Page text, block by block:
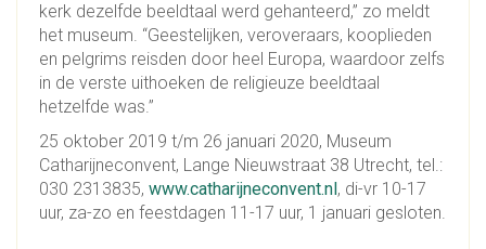
kerk dezelfde beeldtaal werd gehanteerd,” zo meldt
het museum. “Geestelijken, veroveraars, kooplieden
en pelgrims reisden door heel Europa, waardoor zelfs
in de verste uithoeken de religieuze beeldtaal
hetzelfde was.”
25 oktober 2019 t/m 26 januari 2020, Museum
Catharijneconvent, Lange Nieuwstraat 38 Utrecht, tel.:
030 2313835, www.catharijneconvent.nl , di-vr 10-17
uur, za-zo en feestdagen 11-17 uur, 1 januari gesloten.